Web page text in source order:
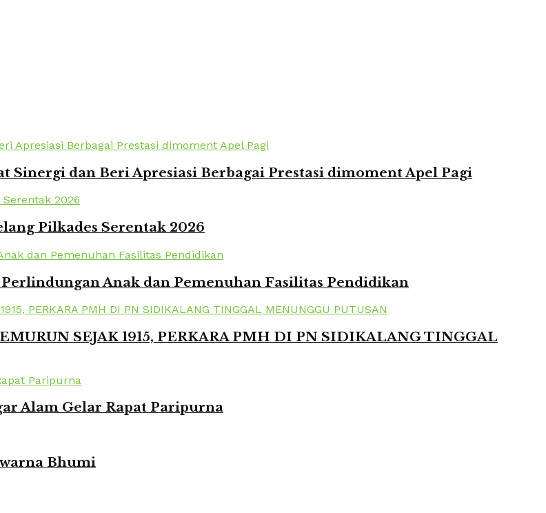
dan Beri Apresiasi Berbagai Prestasi dimoment Apel Pagi
Pilkades Serentak 2026
Anak dan Pemenuhan Fasilitas Pendidikan
SEJAK 1915, PERKARA PMH DI PN SIDIKALANG TINGGAL
Alam Gelar Rapat Paripurna
Bhumi